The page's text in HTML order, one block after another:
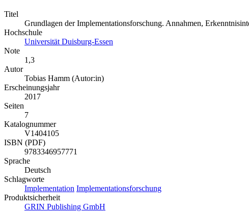
Titel
Grundlagen der Implementationsforschung. Annahmen,
Hochschule
Universität Duisburg-Essen
Note
1,3
Autor
Tobias Hamm (Autor:in)
Erscheinungsjahr
2017
Seiten
7
Katalognummer
V1404105
ISBN (PDF)
9783346957771
Sprache
Deutsch
Schlagworte
Implementation Implementationsforschung
Produktsicherheit
GRIN Publishing GmbH